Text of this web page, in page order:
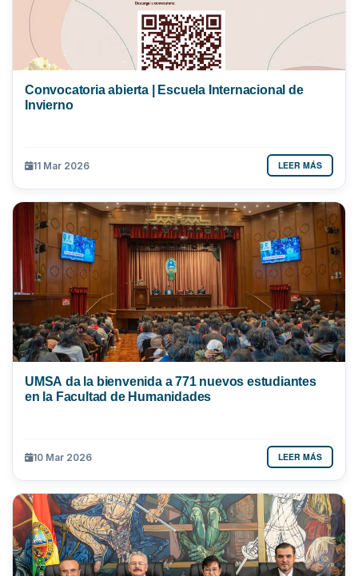
Convocatoria abierta | Escuela Internacional de
Invierno
11 Mar 2026 LEER MÁS
UMSA da la bienvenida a 771 nuevos estudiantes
en la Facultad de Humanidades
10 Mar 2026 LEER MÁS